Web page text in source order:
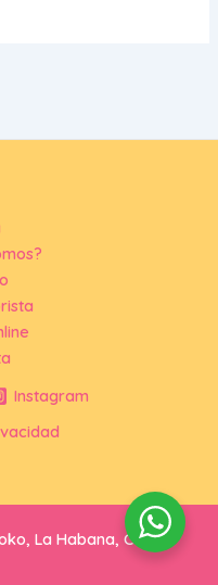
Instagram
La Habana, Cuba